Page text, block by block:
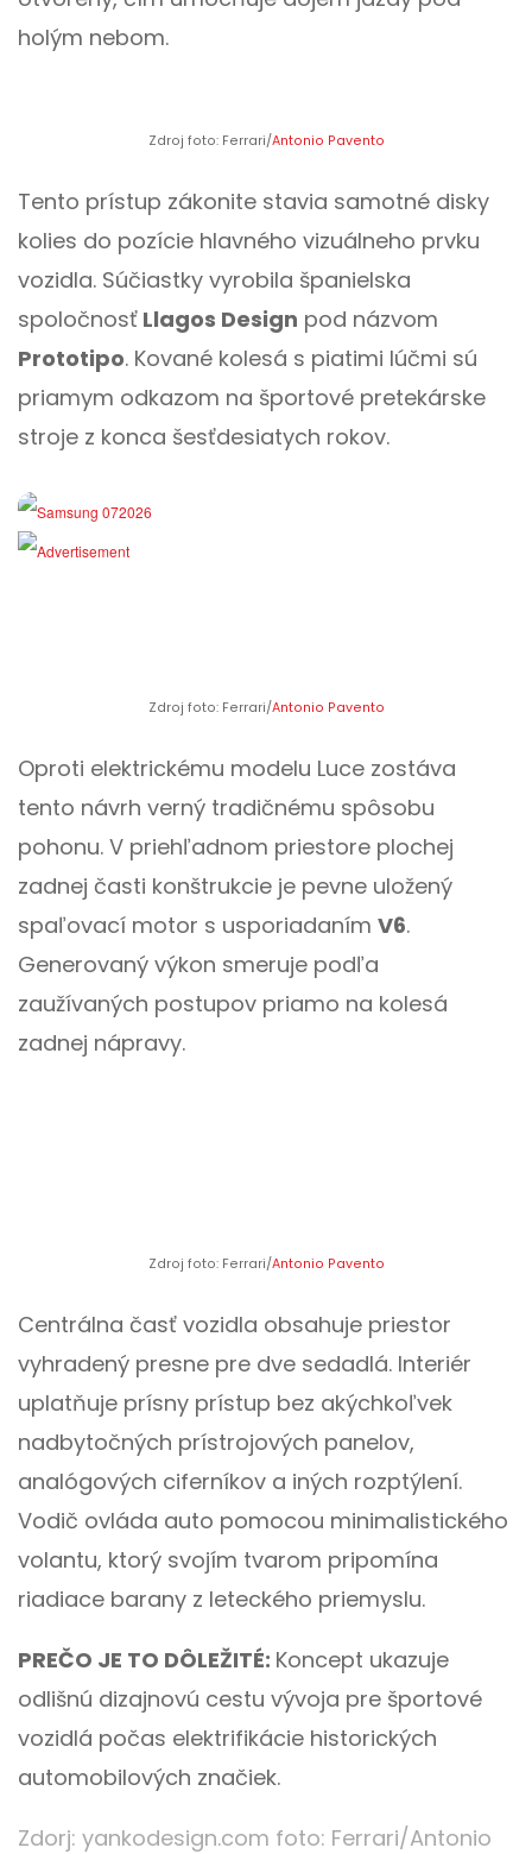
holým nebom.
Zdroj foto: Ferrari/Antonio Pavento
Tento prístup zákonite stavia samotné disky
kolies do pozície hlavného vizuálneho prvku
vozidla. Súčiastky vyrobila španielska
spoločnosť Llagos Design pod názvom
Prototipo. Kované kolesá s piatimi lúčmi sú
priamym odkazom na športové pretekárske
stroje z konca šesťdesiatych rokov.
Zdroj foto: Ferrari/Antonio Pavento
Oproti elektrickému modelu Luce zostáva
tento návrh verný tradičnému spôsobu
pohonu. V priehľadnom priestore plochej
zadnej časti konštrukcie je pevne uložený
spaľovací motor s usporiadaním V6.
Generovaný výkon smeruje podľa
zaužívaných postupov priamo na kolesá
zadnej nápravy.
Zdroj foto: Ferrari/Antonio Pavento
Centrálna časť vozidla obsahuje priestor
vyhradený presne pre dve sedadlá. Interiér
uplatňuje prísny prístup bez akýchkoľvek
nadbytočných prístrojových panelov,
analógových ciferníkov a iných rozptýlení.
Vodič ovláda auto pomocou minimalistického
volantu, ktorý svojím tvarom pripomína
riadiace barany z leteckého priemyslu.
PREČO JE TO DÔLEŽITÉ: Koncept ukazuje
odlišnú dizajnovú cestu vývoja pre športové
vozidlá počas elektrifikácie historických
automobilových značiek.
Zdorj: yankodesign.com foto: Ferrari/Antonio